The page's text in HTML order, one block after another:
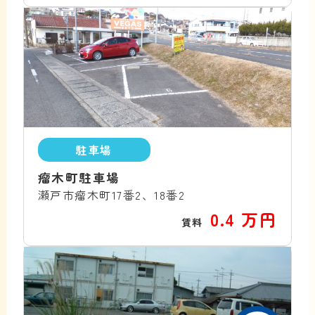
駐車場
瘤木町駐車場
瀬戸市瘤木町17番2、18番2
賃料 0.4 万円